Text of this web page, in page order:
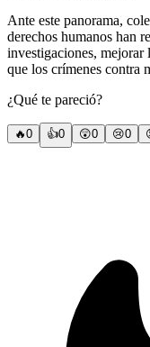
Ante este panorama,
derechos humanos han
investigaciones, mejorar
que los crímenes contra
¿Qué te pareció?
🔥0 👍0 😲0 😢0